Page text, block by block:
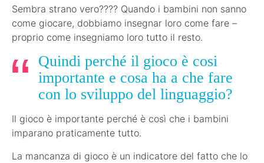
Sembra strano vero???? Quando i bambini non sanno
come giocare, dobbiamo insegnar loro come fare –
proprio come insegniamo loro tutto il resto.
Quindi perché il gioco è cosi
importante e cosa ha a che fare
con lo sviluppo del linguaggio?
Il gioco è importante perché è così che i bambini
imparano praticamente tutto.
La mancanza di gioco è un indicatore del fatto che lo